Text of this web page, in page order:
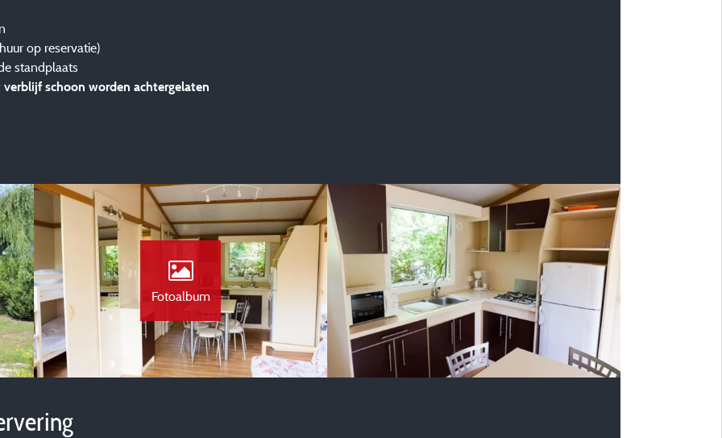
op reservatie)
standplaats
schoon worden achtergelaten
Fotoalbum